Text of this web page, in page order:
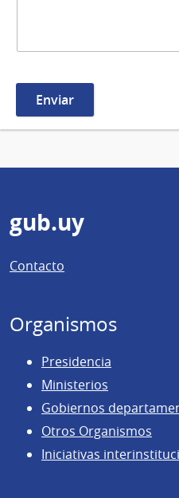
Pie
de
página
gub.uy
Contacto
Organismos
Presidencia
Ministerios
Gobiernos
Otros Organismos
Iniciativas